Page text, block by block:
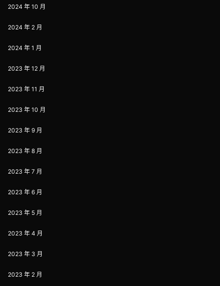
2024 年 10 月
2024 年 2 月
2024 年 1 月
2023 年 12 月
2023 年 11 月
2023 年 10 月
2023 年 9 月
2023 年 8 月
2023 年 7 月
2023 年 6 月
2023 年 5 月
2023 年 4 月
2023 年 3 月
2023 年 2 月